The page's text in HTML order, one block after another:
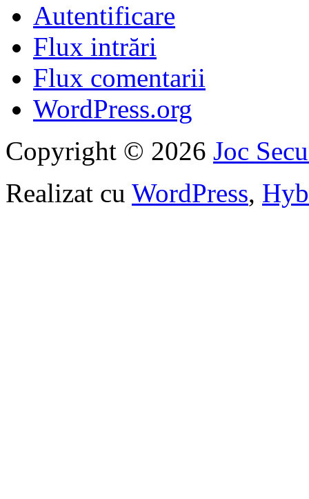
Autentificare
Flux intrări
Flux comentarii
WordPress.org
Copyright © 2026 Joc
Realizat cu WordPress,